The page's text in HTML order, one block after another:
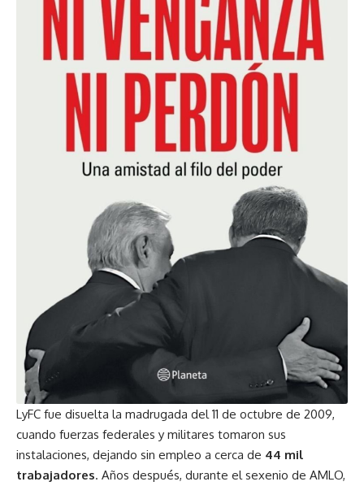
LyFC fue disuelta la madrugada del 11 de octubre de 2009,
cuando fuerzas federales y militares tomaron sus
instalaciones, dejando sin empleo a cerca de 44 mil
trabajadores. Años después, durante el sexenio de AMLO,